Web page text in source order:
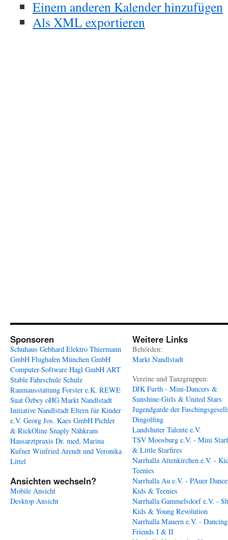
Einem anderen Kalender hinzufügen
Als XML exportieren
Sponsoren
Schuhaus Gebhard Elektro Thiermann
GmbH Flughafen München GmbH
Computer-Software Hagl GmbH ART
Stable Fahrschule Schulz
Raumausstattung Forster e.K. REWE
Suat Özbey oHG Markt Nandlstadt
Initiative Nandlstadt Eltern für Kinder
e.V. Georg Jos. Kaes GmbH Pichler
& RickOline Snaply Nähkram
Hausarztpraxis Dr. med. Marina
Kufner Winfried Arendt und Veronika
Littel
Ansichten wechseln?
Mobile Ansicht
Desktop Ansicht
Weitere Links
Behörden:
Markt Nandlstadt
Vereine und Tanzgruppen:
DJK Furth - Mini-Dancers &
Sunshine-Girls & United Stars
Jugendgarde der
Dingolfing
Landshuter Talente e.V.
TSV Moosburg e.V. - Mini
& Little Starfires
Narrhalla Attenkirchen e.V. -
Teenies
Narrhalla Au e.V. - PAuer
Kids & Teenies
Narrhalla Gammelsdorf e.V. -
Kids & Young Revolution
Narrhalla Mauern e.V. - Dancing
Friends I & II